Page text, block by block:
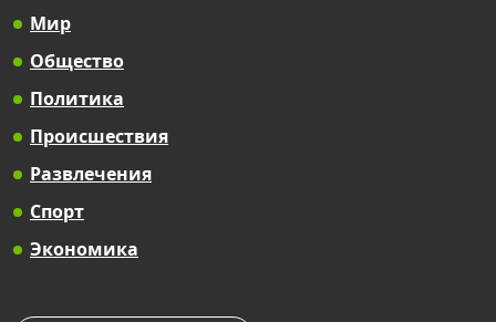
Мир
Общество
Политика
Происшествия
Развлечения
Спорт
Экономика